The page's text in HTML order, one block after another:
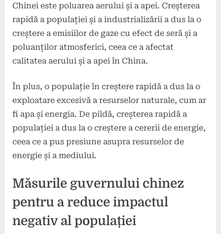
Chinei este poluarea aerului și a apei. Creșterea
rapidă a populației și a industrializării a dus la o
creștere a emisiilor de gaze cu efect de seră și a
poluanților atmosferici, ceea ce a afectat
calitatea aerului și a apei în China.
În plus, o populație în creștere rapidă a dus la o
exploatare excesivă a resurselor naturale, cum ar
fi apa și energia. De pildă, creșterea rapidă a
populației a dus la o creștere a cererii de energie,
ceea ce a pus presiune asupra resurselor de
energie și a mediului.
Măsurile guvernului chinez
pentru a reduce impactul
negativ al populației